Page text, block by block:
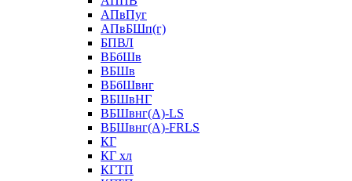
АПвПуг
АПвБШп(г)
БПВЛ
ВБбШв
ВБШв
ВБбШвнг
ВБШвНГ
ВБШвнг(А)-LS
ВБШвнг(А)-FRLS
КГ
КГ хл
КГТП